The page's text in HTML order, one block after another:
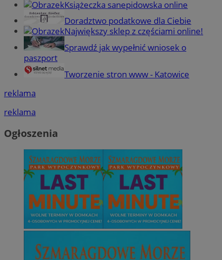
Książeczka sanepidowska online
Doradztwo podatkowe dla Ciebie
Największy sklep z częściami online!
Sprawdź jak wypełnić wniosek o
paszport
Tworzenie stron www - Katowice
reklama
reklama
Ogłoszenia